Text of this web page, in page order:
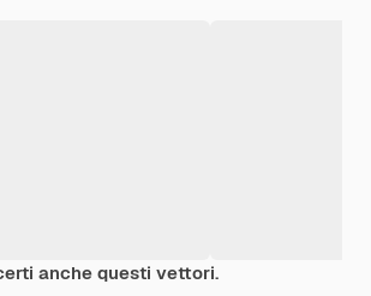
anche questi vettori.